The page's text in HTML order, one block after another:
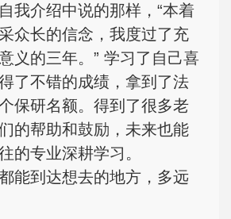
我介绍中说的那样，“本着
众长的信念，我度过了充
义的三年。” 学习了自己喜
了不错的成绩，拿到了法
保研名额。得到了很多老
的帮助和鼓励，未来也能
的专业深耕学习。
能到达想去的地方，多远